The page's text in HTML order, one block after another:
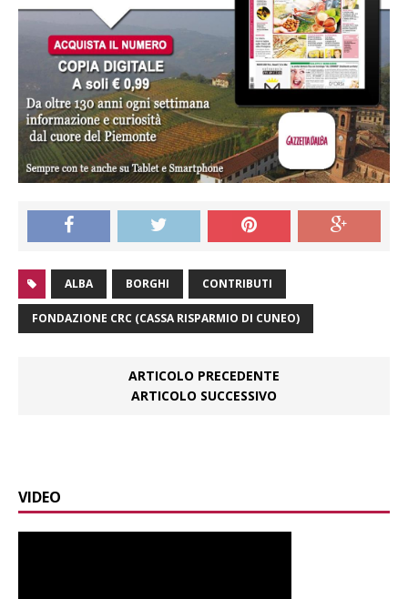
ALBA BORGHI CONTRIBUTI
FONDAZIONE CRC (CASSA RISPARMIO DI CUNEO)
ARTICOLO PRECEDENTE
ARTICOLO SUCCESSIVO
VIDEO